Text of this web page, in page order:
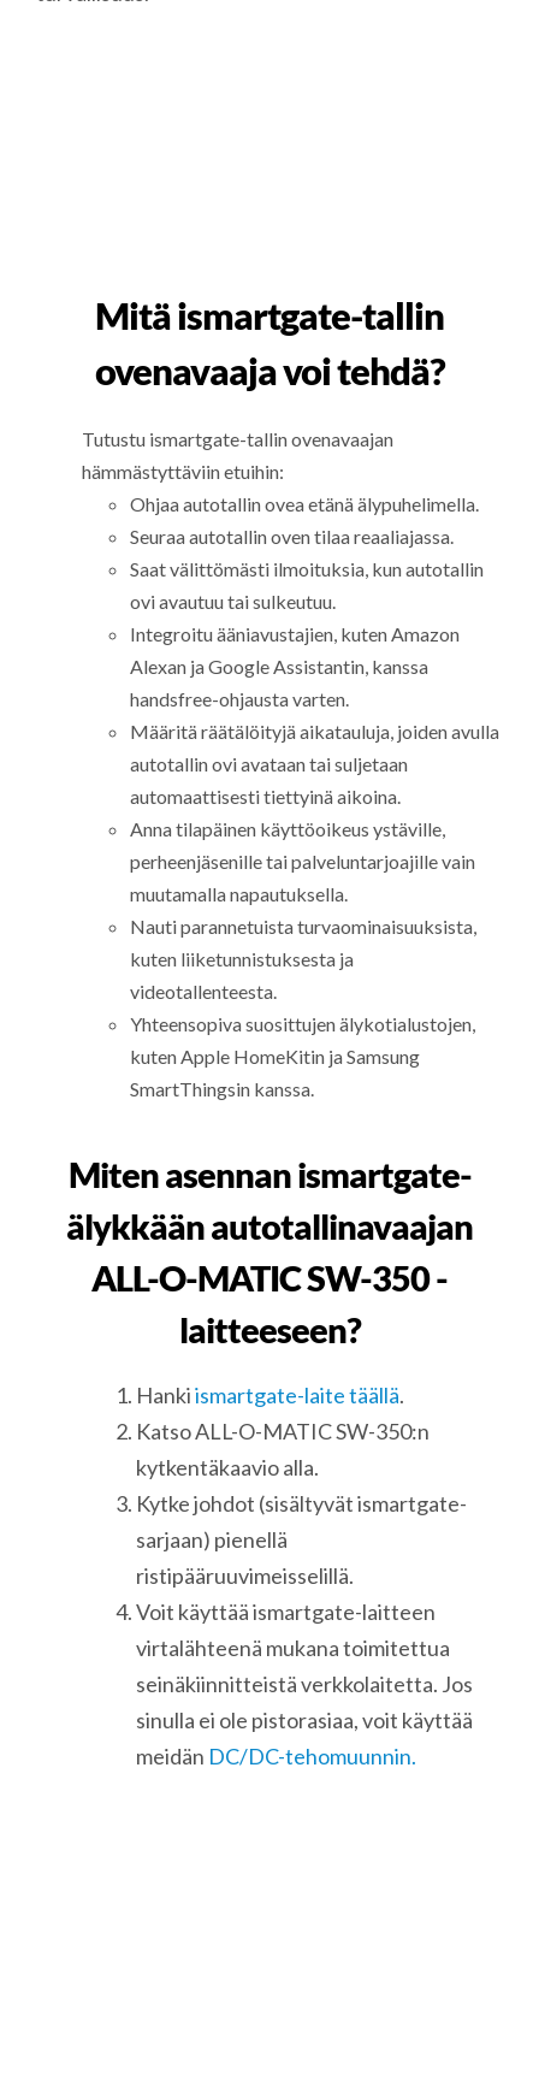
Mitä ismartgate-tallin
ovenavaaja voi tehdä?
Tutustu ismartgate-tallin ovenavaajan
hämmästyttäviin etuihin:
Ohjaa autotallin ovea etänä älypuhelimella.
Seuraa autotallin oven tilaa reaaliajassa.
Saat välittömästi ilmoituksia, kun autotallin
ovi avautuu tai sulkeutuu.
Integroitu ääniavustajien, kuten Amazon
Alexan ja Google Assistantin, kanssa
handsfree-ohjausta varten.
Määritä räätälöityjä aikatauluja, joiden avulla
autotallin ovi avataan tai suljetaan
automaattisesti tiettyinä aikoina.
Anna tilapäinen käyttöoikeus ystäville,
perheenjäsenille tai palveluntarjoajille vain
muutamalla napautuksella.
Nauti parannetuista turvaominaisuuksista,
kuten liiketunnistuksesta ja
videotallenteesta.
Yhteensopiva suosittujen älykotialustojen,
kuten Apple HomeKitin ja Samsung
SmartThingsin kanssa.
Miten asennan ismartgate-
älykkään autotallinavaajan
ALL-O-MATIC SW-350 -
laitteeseen?
Hankiismartgate-laite täällä.
Katso ALL-O-MATIC SW-350:n
kytkentäkaavio alla.
Kytke johdot (sisältyvät ismartgate-
sarjaan) pienellä
ristipääruuvimeisselillä.
Voit käyttää ismartgate-laitteen
virtalähteenä mukana toimitettua
seinäkiinnitteistä verkkolaitetta. Jos
sinulla ei ole pistorasiaa, voit käyttää
meidän DC/DC-tehomuunnin.